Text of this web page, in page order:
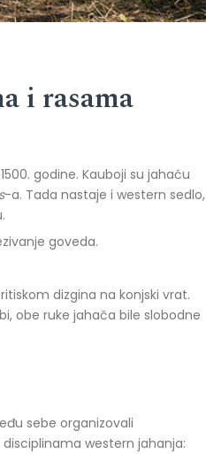
i rasama
godine. Kauboji su jahaću
-a. Tada nastaje i western sedlo,
goveda.
dizgina na konjski vrat.
obe ruke jahača bile slobodne
sebe organizovali
western jahanja: